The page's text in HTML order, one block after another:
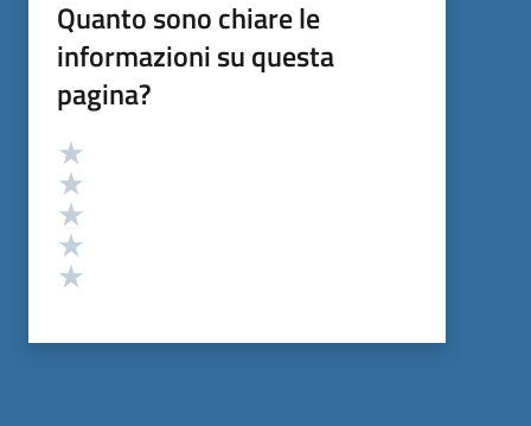
Quanto sono chiare le
informazioni su questa
pagina?
Valutazione